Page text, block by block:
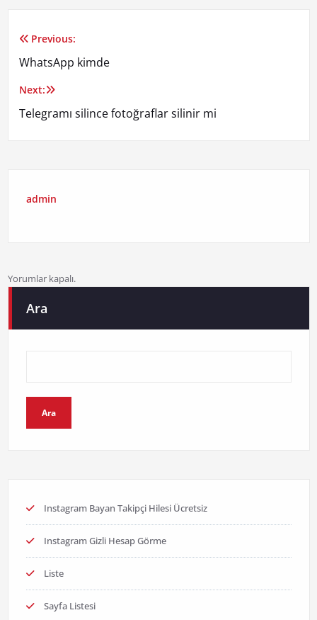
Yazı
gezinmesi
Previous:
WhatsApp kimde
Next:
Telegramı silince fotoğraflar silinir mi
admin
Yorumlar kapalı.
Ara
Ara
Instagram Bayan Takipçi Hilesi Ücretsiz
Instagram Gizli Hesap Görme
Liste
Sayfa Listesi